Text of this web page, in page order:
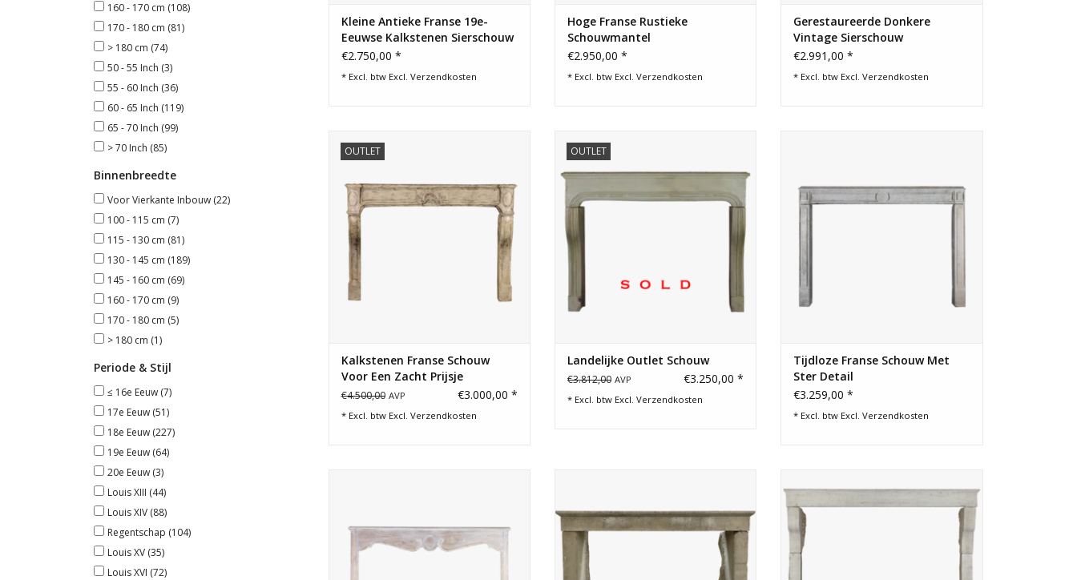
160 - 170 cm (108)
170 - 180 cm (81)
> 180 cm (74)
50 - 55 Inch (3)
55 - 60 Inch (36)
60 - 65 Inch (119)
65 - 70 Inch (99)
> 70 Inch (85)
Binnenbreedte
Voor Vierkante Inbouw (22)
100 - 115 cm (7)
115 - 130 cm (81)
130 - 145 cm (189)
145 - 160 cm (69)
160 - 170 cm (9)
170 - 180 cm (5)
> 180 cm (1)
Periode & Stijl
≤ 16e Eeuw (7)
17e Eeuw (51)
18e Eeuw (227)
19e Eeuw (64)
20e Eeuw (3)
Louis XIII (44)
Louis XIV (88)
Regentschap (104)
Louis XV (35)
Louis XVI (72)
Kleine Antieke Franse 19e-
Eeuwse Kalkstenen Sierschouw
€2.750,00 *
* Excl. btw Excl. Verzendkosten
Hoge Franse Rustieke
Schouwmantel
€2.950,00 *
* Excl. btw Excl. Verzendkosten
Gerestaureerde Donkere
Vintage Sierschouw
€2.991,00 *
* Excl. btw Excl.Verzendkosten
OUTLET
budget. Het fronton is gerestaureerd.
Kalkstenen Franse Schouw
Voor Een Zacht Prijsje
€4.500,00 AVP €3.000,00 *
* Excl. btw Excl. Verzendkosten
OUTLET
schouw voor een cozy interieur
inrichting.
Landelijke Outlet Schouw
€3.812,00 AVP €3.250,00 *
* Excl. btw Excl. Verzendkosten
karakter.
TOEVOEGEN AAN WINKELWAGEN
Tijdloze Franse Schouw Met
Ster Detail
€3.259,00 *
* Excl. btw Excl.Verzendkosten
rustiek wonen
schouw voor vierkante haard of
inbouwhaard.